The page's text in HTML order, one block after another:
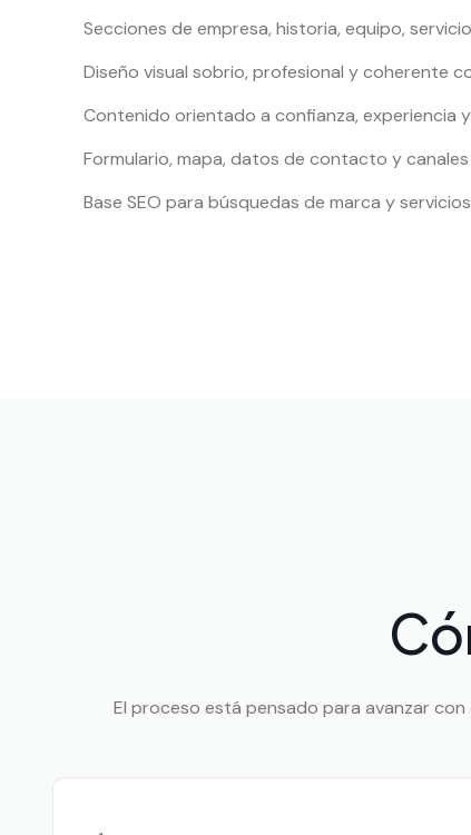
Secciones de empresa, historia, equipo,
Diseño visual sobrio, profesional y coherente
Contenido orientado a confianza, experiencia
Formulario, mapa, datos de contacto y
Base SEO para búsquedas de marca y
El proceso está pensado para avanzar